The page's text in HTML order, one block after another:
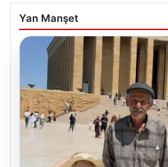
Yan Manşet